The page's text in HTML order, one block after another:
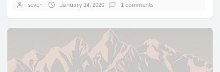
sever January 24, 2020 1 comments